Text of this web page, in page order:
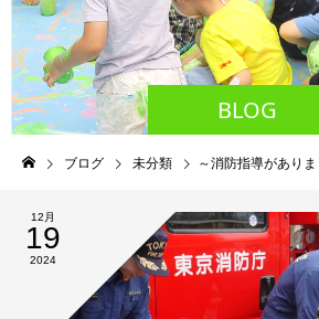
BLOG
ブログ 未分類 ～消防指導がありま
12月
19
2024